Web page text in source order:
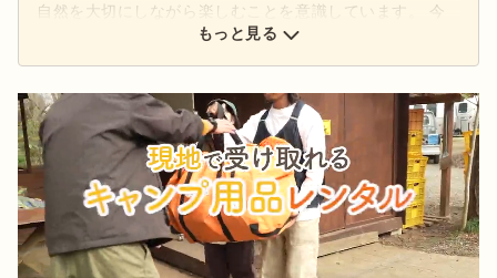
自然を大切にしながら楽しむことを意識しています。 今
ではボーイスカウトと一緒に、ロープワークやキャンプを
もっと見る